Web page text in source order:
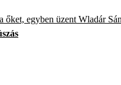
őket, egyben üzent Wladár